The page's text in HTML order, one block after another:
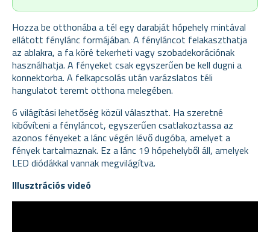
Hozza be otthonába a tél egy darabját hópehely mintával
ellátott fénylánc formájában. A fényláncot felakaszthatja
az ablakra, a fa köré tekerheti vagy szobadekorációnak
használhatja. A fényeket csak egyszerűen be kell dugni a
konnektorba. A felkapcsolás után varázslatos téli
hangulatot teremt otthona melegében.
6 világítási lehetőség közül választhat. Ha szeretné
kibővíteni a fényláncot, egyszerűen csatlakoztassa az
azonos fényeket a lánc végén lévő dugóba, amelyet a
fények tartalmaznak. Ez a lánc 19 hópehelyből áll, amelyek
LED diódákkal vannak megvilágítva.
Illusztrációs videó